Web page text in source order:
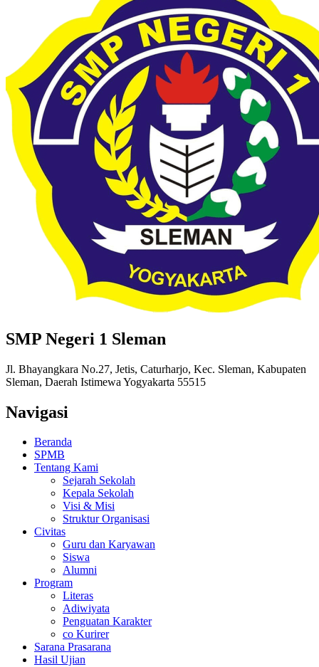
SMP Negeri 1 Sleman
Jl. Bhayangkara No.27, Jetis, Caturharjo, Kec. Sleman, Kabupaten
Sleman, Daerah Istimewa Yogyakarta 55515
Navigasi
Beranda
SPMB
Tentang Kami
Sejarah Sekolah
Kepala Sekolah
Visi & Misi
Struktur Organisasi
Civitas
Guru dan Karyawan
Siswa
Alumni
Program
Literas
Adiwiyata
Penguatan Karakter
co Kurirer
Sarana Prasarana
Hasil Ujian